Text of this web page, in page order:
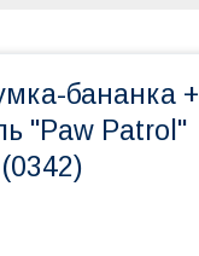
бананка +
"Paw Patrol"